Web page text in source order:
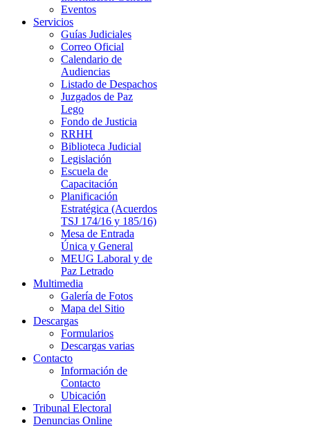
Eventos
Servicios
Guías Judiciales
Correo Oficial
Calendario de
Audiencias
Listado de Despachos
Juzgados de Paz
Lego
Fondo de Justicia
RRHH
Biblioteca Judicial
Legislación
Escuela de
Capacitación
Planificación
Estratégica (Acuerdos
TSJ 174/16 y 185/16)
Mesa de Entrada
Única y General
MEUG Laboral y de
Paz Letrado
Multimedia
Galería de Fotos
Mapa del Sitio
Descargas
Formularios
Descargas varias
Contacto
Información de
Contacto
Ubicación
Tribunal Electoral
Denuncias Online